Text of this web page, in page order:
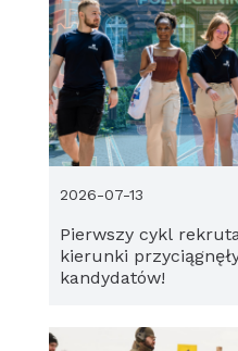
Pierwszy cykl
kierunki
kandydatów!
2026-07-13